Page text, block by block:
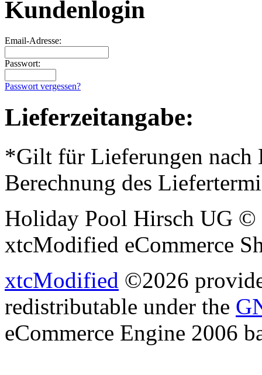
Kundenlogin
Email-Adresse:
Passwort:
Passwort vergessen?
Lieferzeitangabe:
*Gilt für Lieferungen nach
Berechnung des
Holiday Pool Hirsch UG ©
xtcModified eCommerce
xtcModified ©2026
redistributable under the
eCommerce Engine 2006